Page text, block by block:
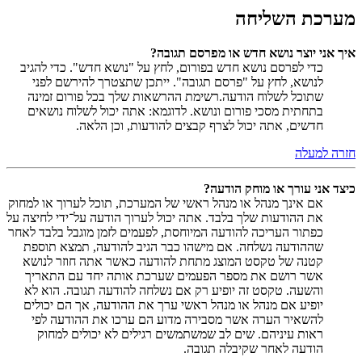
מערכת השליחה
איך אני יוצר נושא חדש או מפרסם תגובה?
כדי לפרסם נושא חדש בפורום, לחץ על "נושא חדש". כדי להגיב
לנושא, לחץ על "פרסם תגובה". ייתכן שתצטרך להירשם לפני
שתוכל לשלוח הודעה.רשימת ההרשאות שלך בכל פורום זמינה
בתחתית מסכי פורום ונושא. לדוגמא: אתה יכול לשלוח נושאים
חדשים, אתה יכול לצרף קבצים להודעות, וכן הלאה.
חזרה למעלה
כיצד אני עורך או מוחק הודעה?
אם אינך מנהל או מנהל ראשי של המערכת, תוכל לערוך או למחוק
את ההודעות שלך בלבד. אתה יכול לערוך הודעה על־ידי לחיצה על
כפתור העריכה להודעה המיוחסת, לפעמים לזמן מוגבל בלבד לאחר
שההודעה נשלחה. אם מישהו כבר הגיב להודעה, תמצא תוספת
קטנה של טקסט המוצג מתחת להודעה כאשר אתה חוזר לנושא
אשר רושם את מספר הפעמים שערכת אותה יחד עם התאריך
והשעה. טקסט זה יופיע רק אם נשלחה להודעה תגובה. הוא לא
יופיע אם מנהל או מנהל ראשי ערך את ההודעה, אך הם יכולים
להשאיר הערה אשר מסבירה מדוע הם ערכו את ההודעה לפי
ראות עיניהם. שים לב שמשתמשים רגילים לא יכולים למחוק
הודעה לאחר שקיבלה תגובה.